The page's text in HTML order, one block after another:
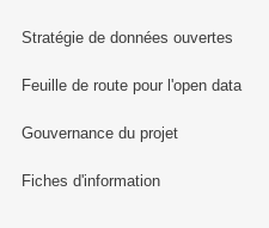
Stratégie de données ouvertes
Feuille de route pour l'open data
Gouvernance du projet
Fiches d'information